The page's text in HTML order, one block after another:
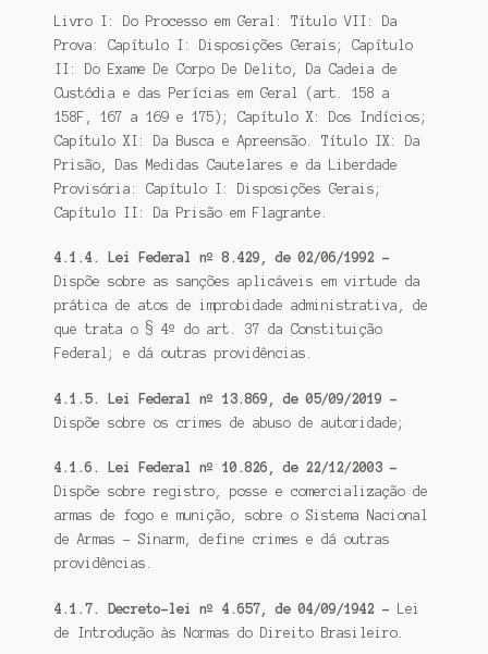
Livro I: Do Processo em Geral: Título VII: Da
Prova: Capítulo I: Disposições Gerais; Capítulo
II: Do Exame De Corpo De Delito, Da Cadeia de
Custódia e das Perícias em Geral (art. 158 a
158F, 167 a 169 e 175); Capítulo X: Dos Indícios;
Capítulo XI: Da Busca e Apreensão. Título IX: Da
Prisão, Das Medidas Cautelares e da Liberdade
Provisória: Capítulo I: Disposições Gerais;
Capítulo II: Da Prisão em Flagrante.
4.1.4. Lei Federal nº 8.429, de 02/06/1992 –
Dispõe sobre as sanções aplicáveis em virtude da
prática de atos de improbidade administrativa, de
que trata o § 4º do art. 37 da Constituição
Federal; e dá outras providências.
4.1.5. Lei Federal nº 13.869, de 05/09/2019 –
Dispõe sobre os crimes de abuso de autoridade;
4.1.6. Lei Federal nº 10.826, de 22/12/2003 –
Dispõe sobre registro, posse e comercialização de
armas de fogo e munição, sobre o Sistema Nacional
de Armas – Sinarm, define crimes e dá outras
providências.
4.1.7. Decreto-lei nº 4.657, de 04/09/1942 – Lei
de Introdução às Normas do Direito Brasileiro.